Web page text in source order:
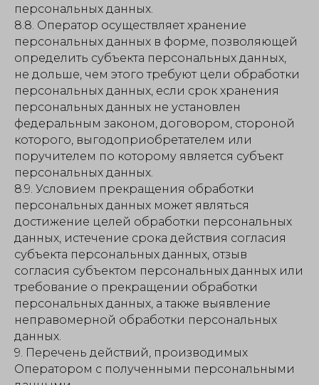
персональных данных.
8.8. Оператор осуществляет хранение
персональных данных в форме, позволяющей
определить субъекта персональных данных,
не дольше, чем этого требуют цели обработки
персональных данных, если срок хранения
персональных данных не установлен
федеральным законом, договором, стороной
которого, выгодоприобретателем или
поручителем по которому является субъект
персональных данных.
8.9. Условием прекращения обработки
персональных данных может являться
достижение целей обработки персональных
данных, истечение срока действия согласия
субъекта персональных данных, отзыв
согласия субъектом персональных данных или
требование о прекращении обработки
персональных данных, а также выявление
неправомерной обработки персональных
данных.
9. Перечень действий, производимых
Оператором с полученными персональными